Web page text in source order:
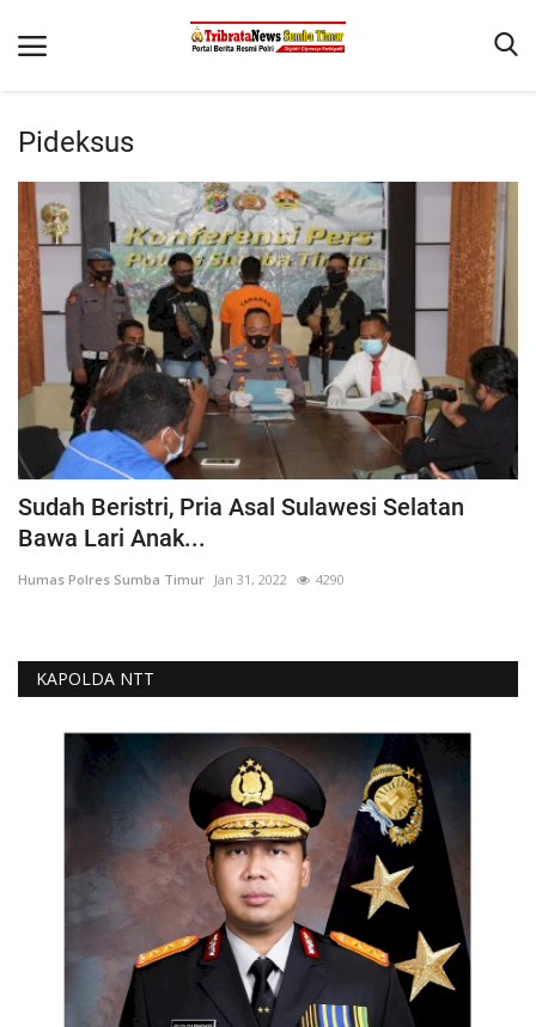
Terms & Conditions
Reskrim
Binkam
Giat Ops
Polisi Kita
Mitra Polisi
Lantas
Jurnal Kamtibmas
Pideksus
Sudah Beristri, Pria Asal Sulawesi Selatan
Bawa Lari Anak...
Humas Polres Sumba Timur Jan 31, 2022 4290
KAPOLDA NTT